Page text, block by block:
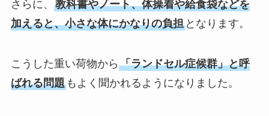
さらに、 教科書やノート、体操着や給食袋などを
加えると、小さな体にかなりの負担となります。
こうした重い荷物から 「ランドセル症候群」と呼
ばれる問題もよく聞かれるようになりました。